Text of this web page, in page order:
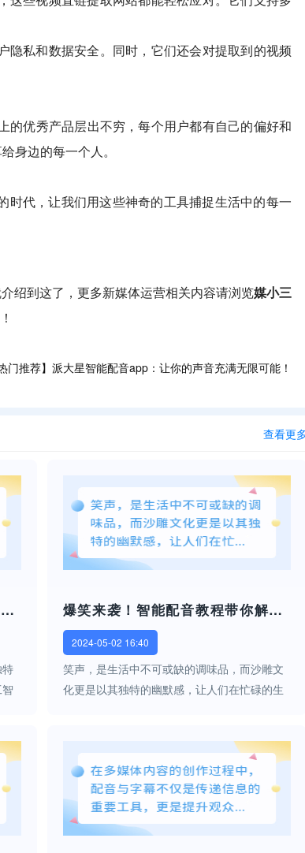
隐私和数据安全。同时，它们还会对提取到的视频
的优秀产品层出不穷，每个用户都有自己的偏好和
身边的每一个人。
代，让我们用这些神奇的工具捕捉生活中的每一
绍到这了，更多新媒体运营相关内容请浏览媒小三
！
热门推荐】派大星智能配音app：让你的声音充满无限可能！
查看更
探索自媒体AI写作利器，哪些软件助你一臂之力？
...
爆笑来袭！智能配音教程带你解锁沙雕新境界
2024-05-02 16:40
笑声，是生活中不可或缺的调味品，而沙雕文
化更是以其独特的幽默感，让人们在忙碌的生
音教程，解锁沙雕新境界，让您的幽默感更
上...